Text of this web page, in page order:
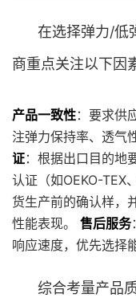
在选择弹力/低
商重点关注以下因
产品一致性：要求供
注弹力保持率、透气
证：根据出口目的地
认证（如OEKO-TEX
货生产前的确认样，
性能表现。 售后服务
响应速度，优先选择
综合考量产品